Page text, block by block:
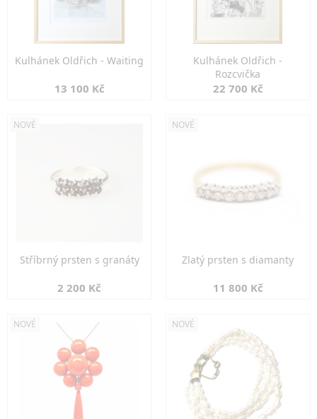
Kulhánek Oldřich - Waiting
13 100 Kč
Kulhánek Oldřich -
Rozcvička
22 700 Kč
NOVÉ
Stříbrný prsten s granáty
2 200 Kč
NOVÉ
Zlatý prsten s diamanty
11 800 Kč
NOVÉ NOVÉ